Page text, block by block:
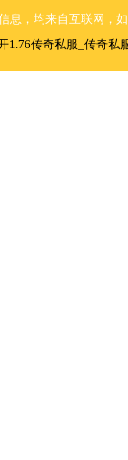
息，均来自互联网，
1.76传奇私服_传奇私